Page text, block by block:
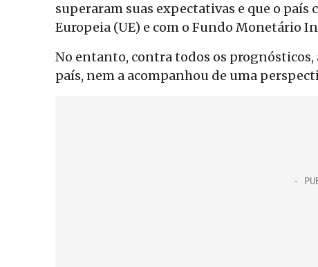
superaram suas expectativas e que o
Europeia (UE) e com o Fundo Monetário
No entanto, contra todos os
país, nem a acompanhou de uma